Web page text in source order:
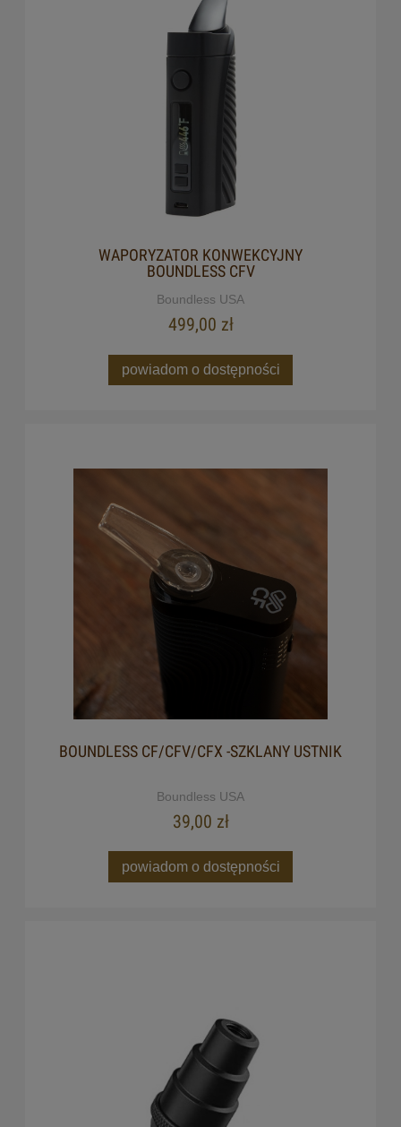
WAPORYZATOR KONWEKCYJNY
BOUNDLESS CFV
Boundless USA
499,00 zł
powiadom o dostępności
BOUNDLESS CF/CFV/CFX -SZKLANY USTNIK
Boundless USA
39,00 zł
powiadom o dostępności